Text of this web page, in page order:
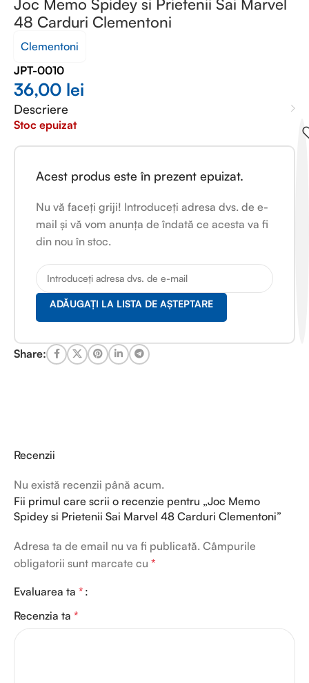
48 Carduri Clementoni
Clementoni
JPT-0010
36,00 lei
Descriere
Stoc epuizat
Acest produs este în prezent epuizat.
Nu vă faceți griji! Introduceți adresa dvs. de e-
mail și vă vom anunța de îndată ce acesta va fi
din nou în stoc.
ADĂUGAȚI LA LISTA DE AȘTEPTARE
Share:
Recenzii
Nu există recenzii până acum.
Fii primul care scrii o recenzie pentru „Joc Memo
Spidey si Prietenii Sai Marvel 48 Carduri Clementoni”
Adresa ta de email nu va fi publicată. Câmpurile
obligatorii sunt marcate cu *
Evaluarea ta *
Recenzia ta *